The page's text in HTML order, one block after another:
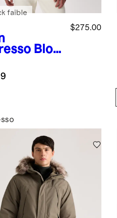
Blou
suède
$275.00
faible